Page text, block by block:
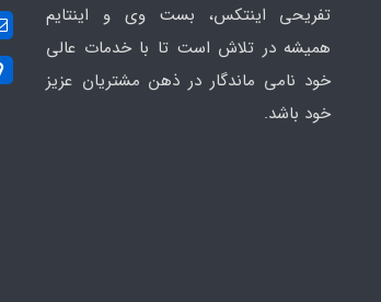
تفریحی اینتکس، بست وی و اینتایم
همیشه در تلاش است تا با خدمات عالی
خود نامی ماندگار در ذهن مشتریان عزیز
خود باشد.